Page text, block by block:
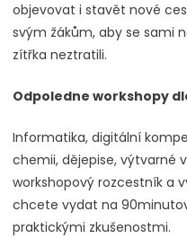
objevovat i stavět nové
svým žákům, aby se sami
zítřka neztratili.
Odpoledne workshopy
Informatika, digitální
chemii, dějepise, výtvarné
workshopový rozcestník a
chcete vydat na
praktickými zkušenostmi.